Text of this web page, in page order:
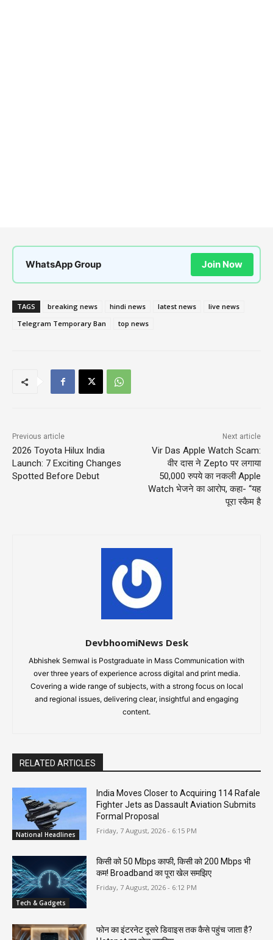
WhatsApp Group Join Now
TAGS breaking news hindi news latest news
live news
Telegram Temporary Ban
top news
Previous article
2026 Toyota Hilux India
Launch: 7 Exciting Changes
Spotted Before Debut
Next article
Vir Das Apple Watch Scam:
वीर दास ने Zepto पर लगाया
50,000 रुपये का नकली Apple
Watch भेजने का आरोप, कहा- “यह
पूरा स्कैम है
DevbhoomiNews Desk
Abhishek Semwal is Postgraduate in Mass Communication with
over three years of experience across digital and print media.
Covering a wide range of subjects, with a strong focus on local
and regional issues, delivering clear, insightful and engaging
content.
RELATED ARTICLES
National Headlines
India Moves Closer to Acquiring 114 Rafale
Fighter Jets as Dassault Aviation Submits
Formal Proposal
Friday, 7 August, 2026 - 6:15 PM
Tech & Gadgets
किसी को 50 Mbps काफी, किसी को 200 Mbps भी
कम! Broadband का पूरा खेल समझिए
Friday, 7 August, 2026 - 6:12 PM
फोन का इंटरनेट दूसरे डिवाइस तक कैसे पहुंच जाता है?